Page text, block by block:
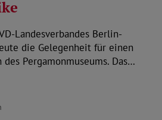
Landesverbandes Berlin-
die Gelegenheit für einen
Pergamonmuseums. Das…